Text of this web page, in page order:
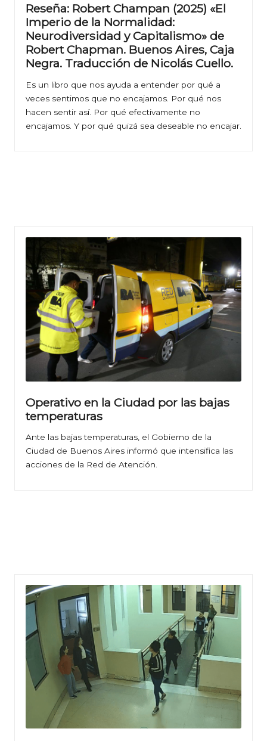
Reseña: Robert Champan (2025) «El
Imperio de la Normalidad:
Neurodiversidad y Capitalismo» de
Robert Chapman. Buenos Aires, Caja
Negra. Traducción de Nicolás Cuello.
Es un libro que nos ayuda a entender por qué a
veces sentimos que no encajamos. Por qué nos
hacen sentir así. Por qué efectivamente no
encajamos. Y por qué quizá sea deseable no encajar.
Operativo en la Ciudad por las bajas
temperaturas
Ante las bajas temperaturas, el Gobierno de la
Ciudad de Buenos Aires informó que intensifica las
acciones de la Red de Atención.